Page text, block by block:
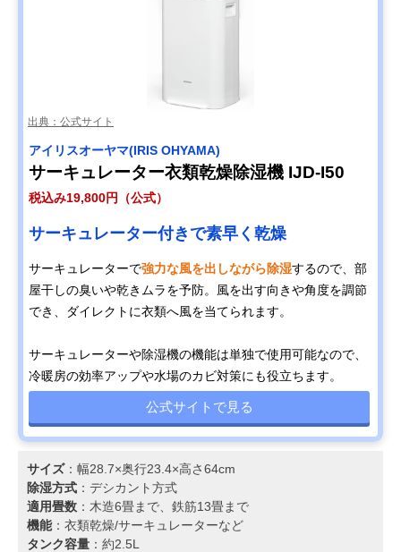
出典：公式サイト
アイリスオーヤマ(IRIS OHYAMA)
サーキュレーター衣類乾燥除湿機 IJD-I50
税込み19,800円（公式）
サーキュレーター付きで素早く乾燥
サーキュレーターで強力な風を出しながら除湿するので、部
屋干しの臭いや乾きムラを予防。風を出す向きや角度を調節
でき、ダイレクトに衣類へ風を当てられます。
サーキュレーターや除湿機の機能は単独で使用可能なので、
冷暖房の効率アップや水場のカビ対策にも役立ちます。
公式サイトで見る
サイズ：幅28.7×奥行23.4×高さ64cm
除湿方式 ：デシカント方式
適用畳数 ：木造6畳まで、鉄筋13畳まで
機能：衣類乾燥/サーキュレーターなど
タンク容量 ：約2.5L